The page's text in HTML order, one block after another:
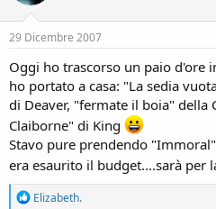
29 Dicembre 2007
Oggi ho trascorso un paio d'ore
ho portato a casa: "La sedia
di Deaver, "fermate il boia" della
Claiborne" di King
Stavo pure prendendo
era esaurito il budget....sarà per
R
Elizabeth.